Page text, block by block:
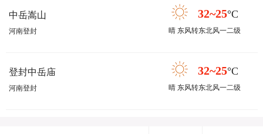
中岳嵩山
河南登封
32~25°C
晴 东风转东北风一二级
登封中岳庙
河南登封
32~25°C
晴 东风转东北风一二级